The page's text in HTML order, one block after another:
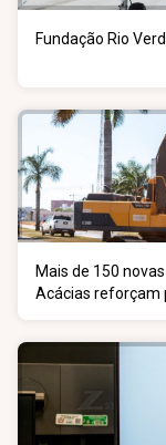
Fundação Rio
Mais de 150
Acácias reforçam